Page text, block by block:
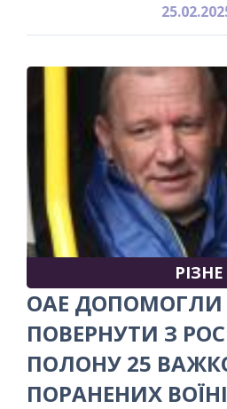
РІЗНЕ
ОАЕ ДОПОМОГЛИ
ПОВЕРНУТИ З
ПОЛОНУ 25
ПОРАНЕНИХ